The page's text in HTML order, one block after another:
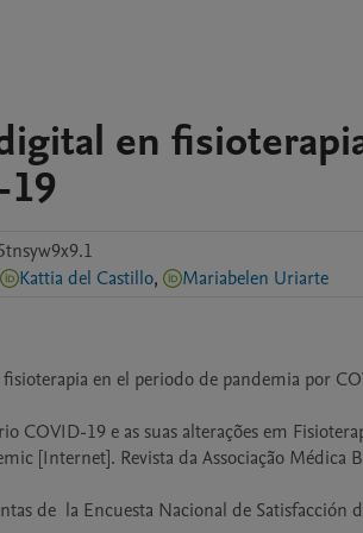
en
Kattia del Castillo, Mariabelen Uriarte
en el periodo de pandemia por
COVID-19 e as suas alterações em
[Internet]. Revista da Associação Médica
de  la Encuesta Nacional de Satisfacción